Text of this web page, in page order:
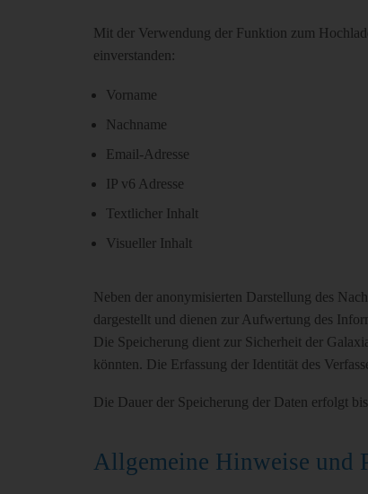
Mit der Verwendung der Funktion zum
einverstanden:
Vorname
Nachname
Email-Adresse
IP v6 Adresse
Textlicher Inhalt
Visueller Inhalt
Neben der anonymisierten Darstellung des
dargestellt und dienen zur Aufwertung des
Die Speicherung dient zur Sicherheit der
könnten. Die Erfassung der Identität des
Die Dauer der Speicherung der Daten erfolgt
Allgemeine Hinweise und